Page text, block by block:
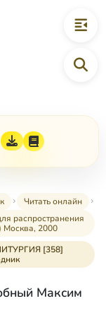
Читать онлайн
распространения
2000
[358]
Максим